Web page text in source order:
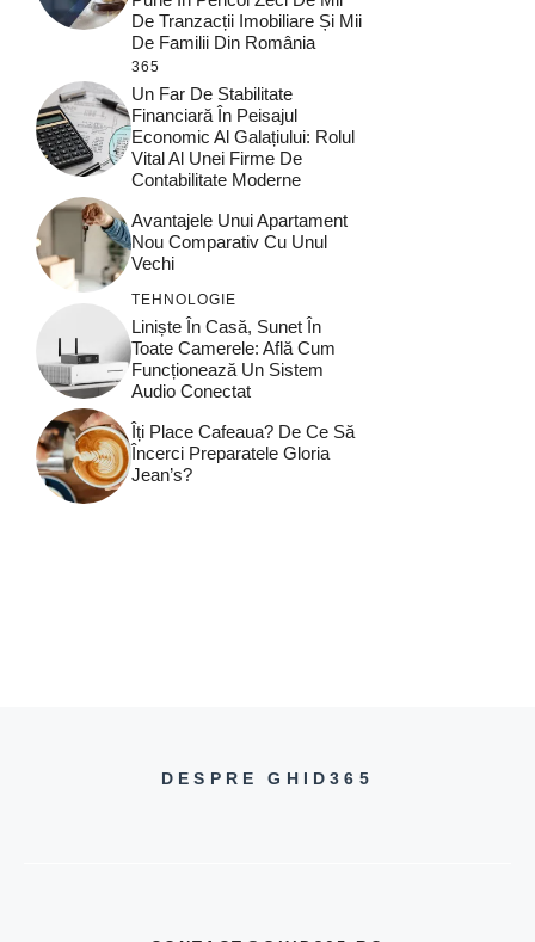
De Tranzacții Imobiliare Și Mii
De Familii Din România
365
Un Far De Stabilitate
Financiară În Peisajul
Economic Al Galațiului: Rolul
Vital Al Unei Firme De
Contabilitate Moderne
Avantajele Unui Apartament
Nou Comparativ Cu Unul
Vechi
TEHNOLOGIE
Liniște În Casă, Sunet În
Toate Camerele: Află Cum
Funcționează Un Sistem
Audio Conectat
Îți Place Cafeaua? De Ce Să
Încerci Preparatele Gloria
Jean’s?
DESPRE GHID365